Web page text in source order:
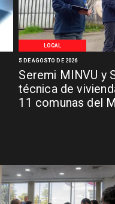
LOCAL
Seremi MINVU y
técnica de
11 comunas del
5 DE AGOSTO DE 2026